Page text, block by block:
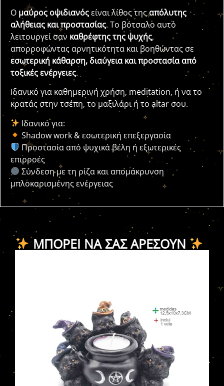
Ο μαύρος οψιδιανόςείναι λίθος τηςαπόλυτης
αλήθειας και προστασίας. Το βότσαλο αυτό
λειτουργεί σαν καθρέφτης της ψυχής,
απορροφώντας αρνητικότητα και βοηθώντας σε
εσωτερική κάθαρση, διαύγεια και προστασία από
τοξικές ενέργειες.
Ιδανικό για καθημερινή χρήση, meditation, ή να το
κρατάς στην τσέπη, το μαξιλάρι ή το altar σου.
Ιδανικό για:
Shadow work & εσωτερική επεξεργασία
Προστασία από ψυχικά βέλη ή εξωτερικές
επιρροές
Σύνδεση με τη ρίζα και απομάκρυνση
μπλοκαρισμένης ενέργειας
ΜΠΟΡΕΊ ΝΑ ΣΑΣ ΑΡΈΣΟΥΝ